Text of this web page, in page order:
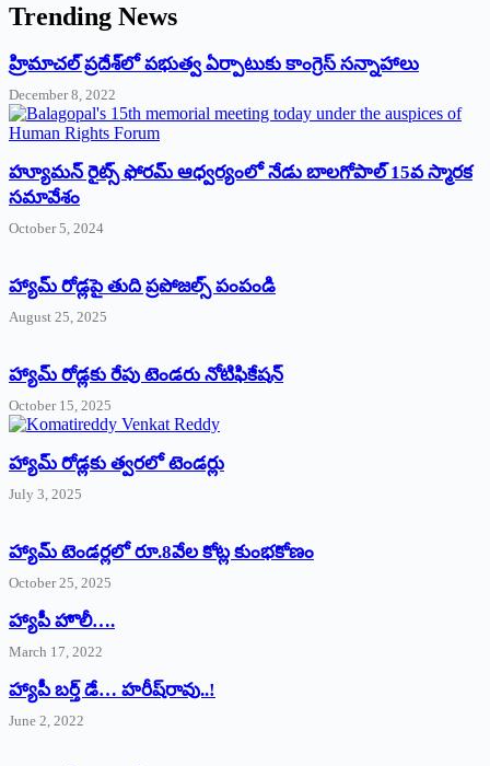
Trending News
‌హ్రిమాచల్‌ ‌ప్రదేశ్‌లో పభుత్వ ఏర్పాటుకు కాంగ్రెస్‌ ‌సన్నాహాలు
December 8, 2022
హ్యూమన్‌ రైట్స్‌ ఫోరమ్‌ ఆధ్వర్యంలో నేడు బాలగోపాల్‌ 15వ స్మారక
సమావేశం
October 5, 2024
హ్యామ్‌ రోడ్లపై తుది ప్రపోజల్స్‌ పంపండి
August 25, 2025
హ్యామ్‌ రోడ్లకు రేపు టెండరు నోటిఫికేషన్‌
October 15, 2025
హ్యామ్‌ రోడ్లకు త్వరలో టెండర్లు
July 3, 2025
హ్యామ్‌ ‌టెండర్లలో రూ.8వేల కోట్ల కుంభకోణం
October 25, 2025
హ్యాపీ హొలీ….
March 17, 2022
హ్యాపీ బర్త్ ‌డే… హరీష్‌రావు..!
June 2, 2022